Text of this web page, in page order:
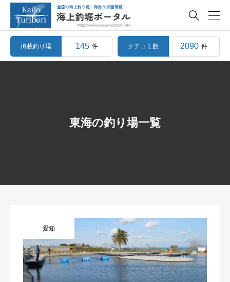

掲載釣り場 145 件 クチコミ数 2090 件
東海の釣り場一覧
愛知